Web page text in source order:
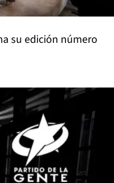
su edición número